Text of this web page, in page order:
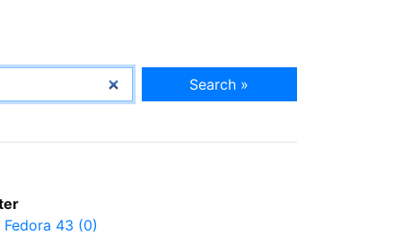
Search »
Fedora 43 (0)